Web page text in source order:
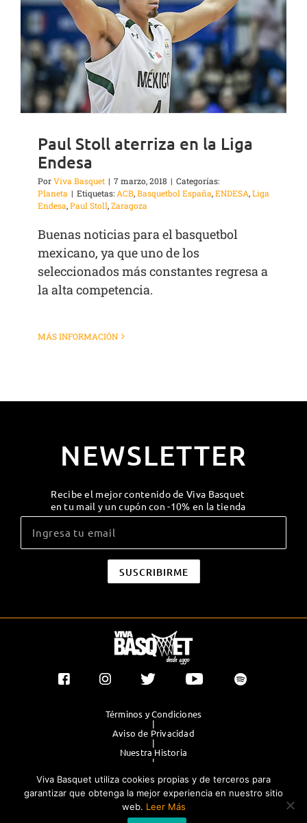
Paul Stoll aterriza en la Liga
Endesa
PorViva Basquet | 7 marzo, 2018 | Categorías:
Planeta | Etiquetas:ACB,Basquetbol España,ENDESA,Liga
Endesa,Paul Stoll,Zaragoza
Buenas noticias para el basquetbol
mexicano, ya que uno de los
seleccionados más constantes regresa a
la alta competencia.
MÁS INFORMACIÓN
NEWSLETTER
Recibe el mejor contenido de Viva Basquet
en tu mail y un cupón con -10% en la tienda
Términos y Condiciones
|
Aviso de Privacidad
|
Nuestra Historia
|
|
Publicidad
Viva Basquet utiliza cookies propias y de terceros para
garantizar que obtenga la mejor experiencia en nuestro sitio
web. Leer Más